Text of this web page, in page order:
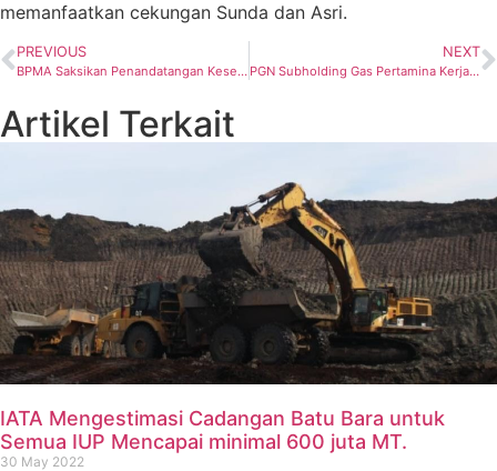
memanfaatkan cekungan Sunda dan Asri.
PREVIOUS
BPMA Saksikan Penandatangan Kesepakatan PGE dan BSI Aceh Simpan Dana ASR
NEXT
PGN Subholding Gas Pertamina Kerjasama dengan EMCL, HCML, Petronas, & Pertamina EP Perkuat Ketahanan Pasokan Gas Bumi
Artikel Terkait
IATA Mengestimasi Cadangan Batu Bara untuk
Semua IUP Mencapai minimal 600 juta MT.
30 May 2022